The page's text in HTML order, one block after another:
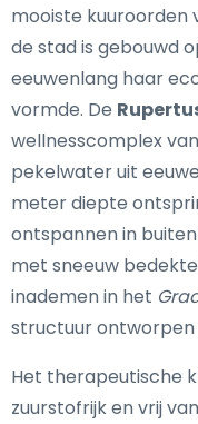
mooiste kuuroorden
de stad is gebouwd
eeuwenlang haar
vormde. De
wellnesscomplex
pekelwater uit
meter diepte
ontspannen in
met sneeuw
inademen in het
structuur ontworpen
Het therapeutische
zuurstofrijk en vrij